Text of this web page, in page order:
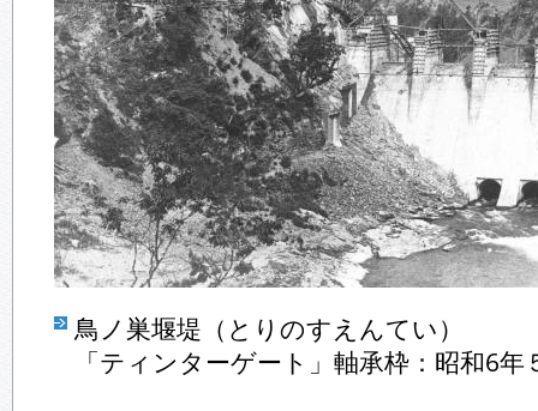
鳥ノ巣堰堤（とりのすえんてい）
「ティンターゲート」軸承枠：昭和6年